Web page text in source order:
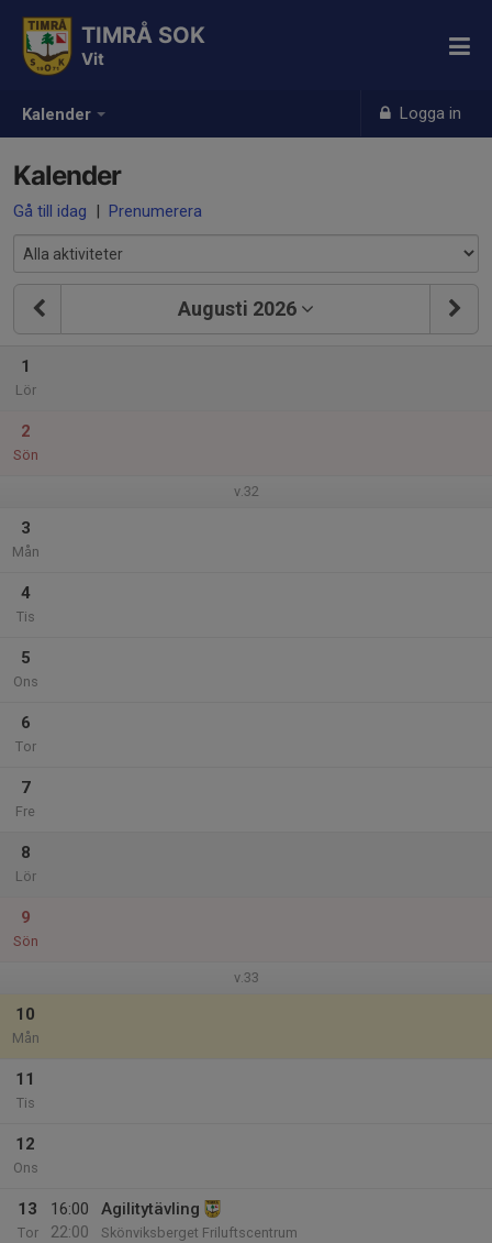
Kalender Logga in
TIMRÅ SOK
Vit
Kalender
Gå till idag | Prenumerera
Augusti 2026
1
Lör
2
Sön
v.32
3
Mån
4
Tis
5
Ons
6
Tor
7
Fre
8
Lör
9
Sön
v.33
10
Mån
11
Tis
12
Ons
13
Tor
16:00
22:00
Agilitytävling
Skönviksberget Friluftscentrum